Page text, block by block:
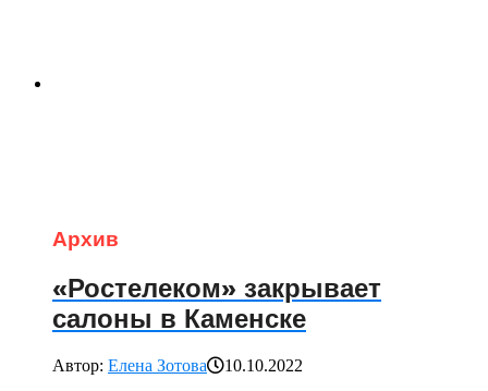
Архив
«Ростелеком» закрывает
салоны в Каменске
Автор: Елена Зотова
10.10.2022